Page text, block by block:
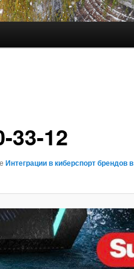
33-12
Интеграции в киберспорт брендов в